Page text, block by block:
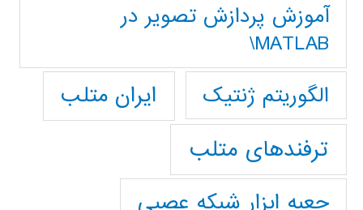
آموزش پردازش تصوير در
MATLAB\
الگوریتم ژنتیک
ایران متلب
ترفندهای متلب
جعبه ابزار شبکه عصبی